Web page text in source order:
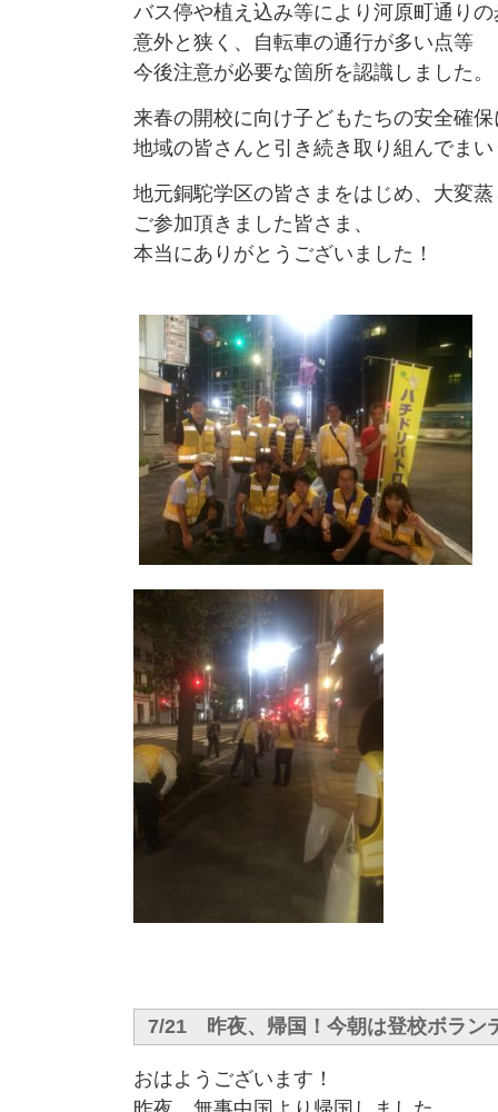
バス停や植え込み等により河原町通り
意外と狭く、自転車の通行が多い点等
今後注意が必要な箇所を認識しました。
来春の開校に向け子どもたちの安全確保
地域の皆さんと引き続き取り組んでま
地元銅駝学区の皆さまをはじめ、大変
ご参加頂きました皆さま、
本当にありがとうございました！
7/21 昨夜、帰国！今朝は登校ボラン
おはようございます！